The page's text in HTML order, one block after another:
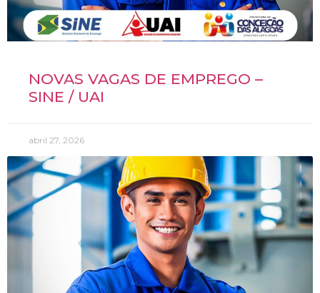
NOVAS VAGAS DE EMPREGO –
SINE / UAI
abril 27, 2026